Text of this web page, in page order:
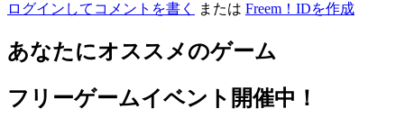
ログインしてコメントを書く または Freem！IDを作成
あなたにオススメのゲーム
フリーゲームイベント開催中！